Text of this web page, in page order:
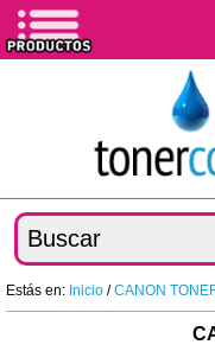
Estás en: Inicio /CANON